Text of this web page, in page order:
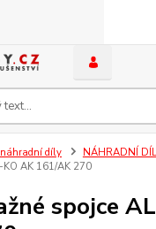
díly NÁHRADNÍ
KO AK 161/AK 270
spojce